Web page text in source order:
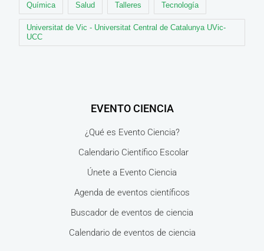
Química Salud Talleres Tecnología
Universitat de Vic - Universitat Central de Catalunya UVic-
UCC
EVENTO CIENCIA
¿Qué es Evento Ciencia?
Calendario Científico Escolar
Únete a Evento Ciencia
Agenda de eventos científicos
Buscador de eventos de ciencia
Calendario de eventos de ciencia